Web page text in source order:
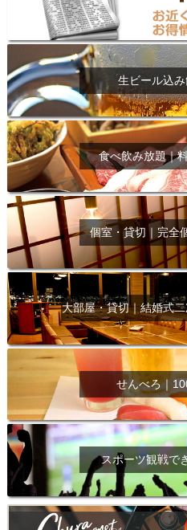
生ビール込み
食べ飲み放題｜
個室・貸切｜完全
大部屋・貸切｜結婚式
せんべろ｜
スポーツ観戦で